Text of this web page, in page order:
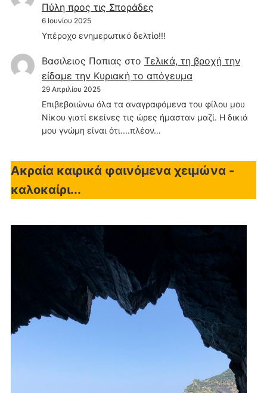
Πύλη προς τις Σποράδες
6 Ιουνίου 2025
Υπέροχο ενημερωτικό δελτίο!!!
Βασιλειος Παπιας στο Τελικά, τη βροχή την
είδαμε την Κυριακή το απόγευμα
29 Απριλίου 2025
Επιβεβαιώνω όλα τα αναγραφόμενα του φίλου μου
Νίκου γιατί εκείνες τις ώρες ήμασταν μαζί. Η δικιά
μου γνώμη είναι ότι....πλέον…
Ακραία καιρικά φαινόμενα χειμώνα -
καλοκαίρι...